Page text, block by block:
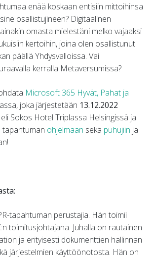
enää koskaan entisiin mittoihinsa
osallistujineen? Digitaalinen
omasta mielestäni melko vajaaksi
kertoihin, joina olen osallistunut
päällä Yhdysvalloissa. Vai
kerralla Metaversumissa?
Microsoft 365 Hyvät, Pahat ja
joka järjestetään 13.12.2022
Sokos Hotel Triplassa Helsingissä ja
tapahtuman ohjelmaan sekä puhujiin ja
tapahtuman perustajia. Hän toimii
toimitusjohtajana. Juhalla on rautainen
ja erityisesti dokumenttien hallinnan
järjestelmien käyttöönotosta. Hän on